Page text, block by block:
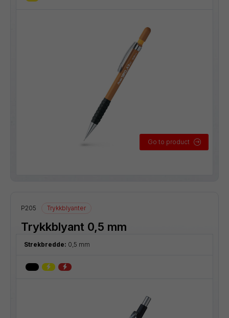
Go to product
P205 Trykkblyanter
Trykkblyant 0,5 mm
Strekbredde: 0,5 mm